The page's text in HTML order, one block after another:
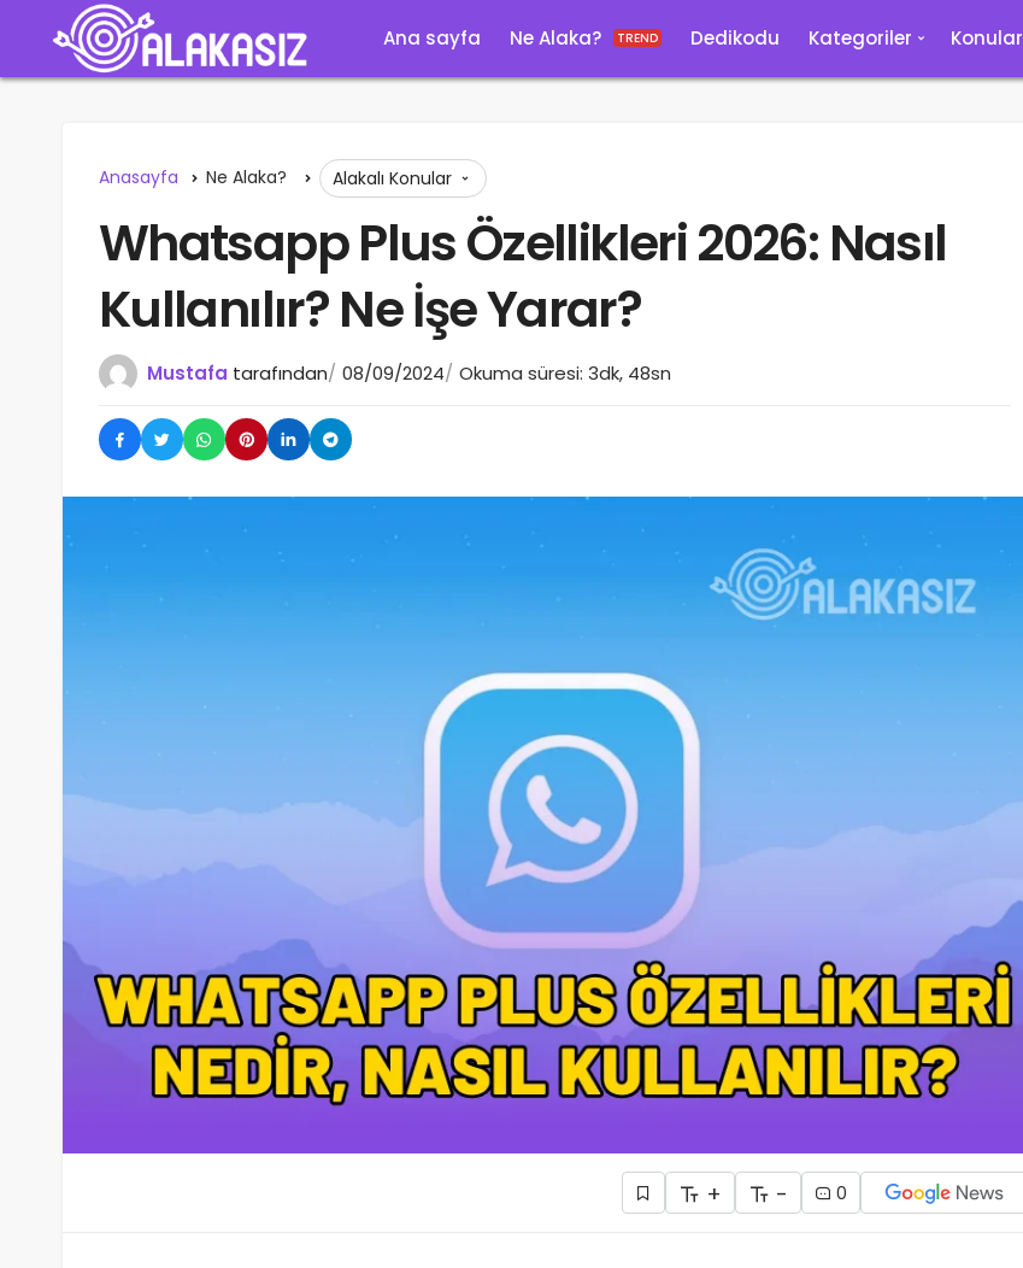
Ana sayfa Ne Alaka? TREND Dedikodu Kategoriler Konular
Anasayfa Ne Alaka? Alakalı Konular
Whatsapp Plus Özellikleri 2026: Nasıl
Kullanılır? Ne İşe Yarar?
Mustafa tarafından 08/09/2024 Okuma süresi: 3dk, 48sn
+ - 0